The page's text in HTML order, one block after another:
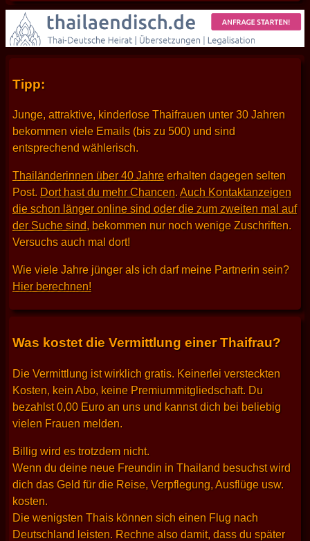
Tipp:
Junge, attraktive, kinderlose Thaifrauen unter 30 Jahren
bekommen viele Emails (bis zu 500) und sind
entsprechend wählerisch.
Thailänderinnen über 40 Jahre erhalten dagegen selten
Post. Dort hast du mehr Chancen. Auch Kontaktanzeigen
die schon länger online sind oder die zum zweiten mal auf
der Suche sind, bekommen nur noch wenige Zuschriften.
Versuchs auch mal dort!
Wie viele Jahre jünger als ich darf meine Partnerin sein?
Hier berechnen!
Was kostet die Vermittlung einer Thaifrau?
Die Vermittlung ist wirklich gratis. Keinerlei versteckten
Kosten, kein Abo, keine Premiummitgliedschaft. Du
bezahlst 0,00 Euro an uns und kannst dich bei beliebig
vielen Frauen melden.
Billig wird es trotzdem nicht.
Wenn du deine neue Freundin in Thailand besuchst wird
dich das Geld für die Reise, Verpflegung, Ausflüge usw.
kosten.
Die wenigsten Thais können sich einen Flug nach
Deutschland leisten. Rechne also damit, dass du später